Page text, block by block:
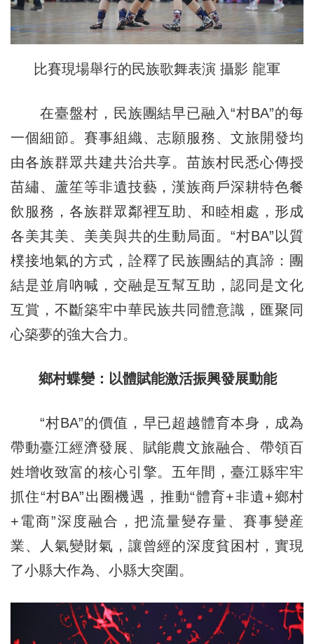
比賽現場舉行的民族歌舞表演 攝影 龍軍
在臺盤村，民族團結早已融入“村BA”的每
一個細節。賽事組織、志願服務、文旅開發均
由各族群眾共建共治共享。苗族村民悉心傳授
苗繡、蘆笙等非遺技藝，漢族商戶深耕特色餐
飲服務，各族群眾鄰裡互助、和睦相處，形成
各美其美、美美與共的生動局面。“村BA”以質
樸接地氣的方式，詮釋了民族團結的真諦：團
結是並肩吶喊，交融是互幫互助，認同是文化
互賞，不斷築牢中華民族共同體意識，匯聚同
心築夢的強大合力。
鄉村蝶變：以體賦能激活振興發展動能
“村BA”的價值，早已超越體育本身，成為
帶動臺江經濟發展、賦能農文旅融合、帶領百
姓增收致富的核心引擎。五年間，臺江縣牢牢
抓住“村BA”出圈機遇，推動“體育+非遺+鄉村
+電商”深度融合，把流量變存量、賽事變産
業、人氣變財氣，讓曾經的深度貧困村，實現
了小縣大作為、小縣大突圍。